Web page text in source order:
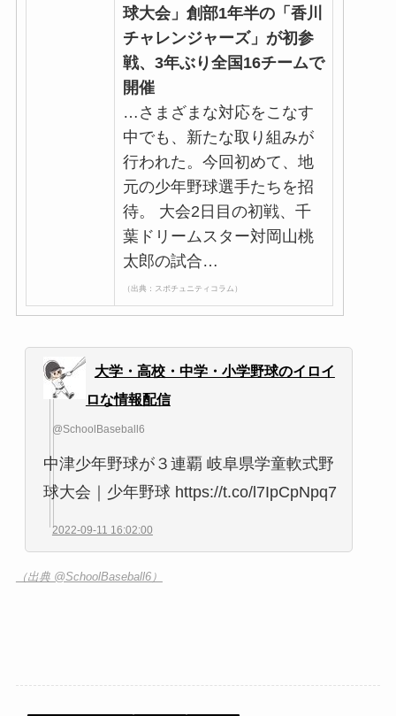
球大会」創部1年半の「香川
チャレンジャーズ」が初参
戦、3年ぶり全国16チームで
開催
…さまざまな対応をこなす
中でも、新たな取り組みが
行われた。今回初めて、地
元の少年野球選手たちを招
待。 大会2日目の初戦、千
葉ドリームスター対岡山桃
太郎の試合…
（出典：スポチュニティコラム）
大学・高校・中学・小学野球のイロイ
ロな情報配信
@SchoolBaseball6
中津少年野球が３連覇 岐阜県学童軟式野
球大会｜少年野球 https://t.co/l7IpCpNpq7
2022-09-11 16:02:00
（出典 @SchoolBaseball6）